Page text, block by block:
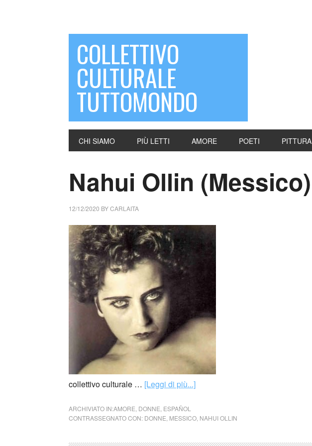
COLLETTIVO
CULTURALE
TUTTOMONDO
CHI SIAMO PIÙ LETTI AMORE POETI PITTURA
Nahui Ollin (Messico)
12/12/2020 BYCARLAITA
collettivo culturale … [Leggi di più...]
ARCHIVIATO IN:AMORE DONNE ESPAÑOL
CONTRASSEGNATO CON: DONNE MESSICO NAHUI OLLIN